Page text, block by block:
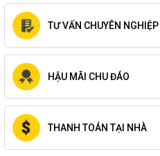
TƯ VẤN CHUYÊN NGHIỆP
HẬU MÃI CHU ĐÁO
THANH TOÁN TẠI NHÀ